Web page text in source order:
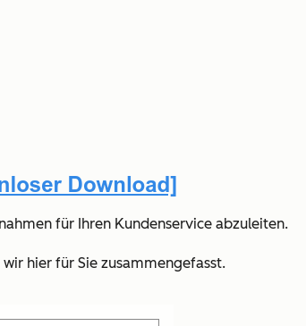
für Ihren Kundenservice abzuleiten.
hier für Sie zusammengefasst.